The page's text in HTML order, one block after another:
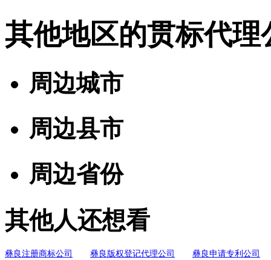
其他地区的贯标代理
周边城市
周边县市
周边省份
其他人还想看
彝良注册商标公司 彝良版权登记代理公司
彝良申请专利公司